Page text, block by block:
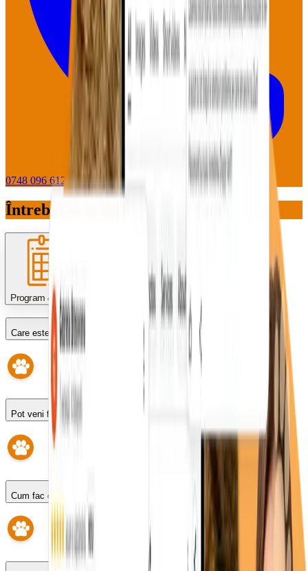
0748 096 612 WhatsApp
Întrebări pe care le primim des
Program & programări
Care este programul?
Pot veni fără programare?
Cum fac o programare?